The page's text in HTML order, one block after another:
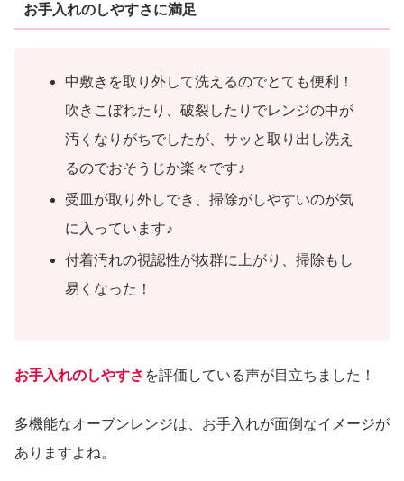
お手入れのしやすさに満足
中敷きを取り外して洗えるのでとても便利！
吹きこぼれたり、破裂したりでレンジの中が
汚くなりがちでしたが、サッと取り出し洗え
るのでおそうじか楽々です♪
受皿が取り外しでき、掃除がしやすいのが気
に入っています♪
付着汚れの視認性が抜群に上がり、掃除もし
易くなった！
お手入れのしやすさ を評価している声が目立ちました！
多機能なオーブンレンジは、お手入れが面倒なイメージが
ありますよね。